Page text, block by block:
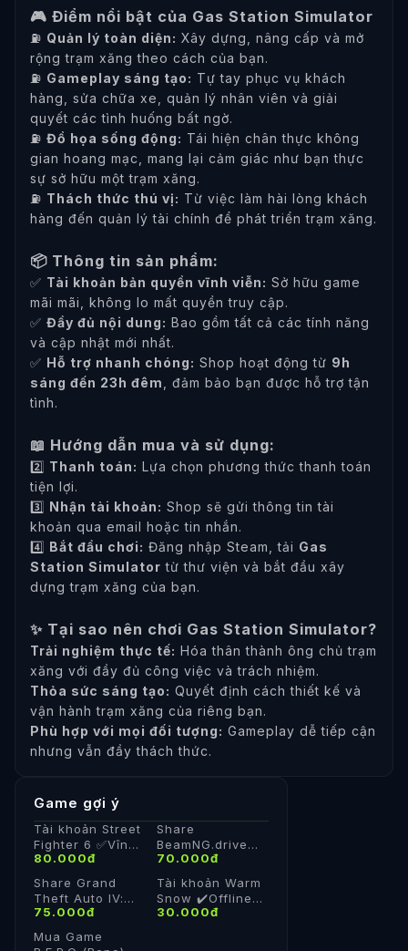
🎮 Điểm nổi bật của Gas Station Simulator
⛽ Quản lý toàn diện: Xây dựng, nâng cấp và mở
rộng trạm xăng theo cách của bạn.
⛽ Gameplay sáng tạo: Tự tay phục vụ khách
hàng, sửa chữa xe, quản lý nhân viên và giải
quyết các tình huống bất ngờ.
⛽ Đồ họa sống động: Tái hiện chân thực không
gian hoang mạc, mang lại cảm giác như bạn thực
sự sở hữu một trạm xăng.
⛽ Thách thức thú vị: Từ việc làm hài lòng khách
hàng đến quản lý tài chính để phát triển trạm xăng.
📦 Thông tin sản phẩm:
✅ Tài khoản bản quyền vĩnh viễn: Sở hữu game
mãi mãi, không lo mất quyền truy cập.
✅ Đầy đủ nội dung: Bao gồm tất cả các tính năng
và cập nhật mới nhất.
✅ Hỗ trợ nhanh chóng: Shop hoạt động từ 9h
sáng đến 23h đêm
, đảm bảo bạn được hỗ trợ tận
tình.
📖 Hướng dẫn mua và sử dụng:
2️⃣ Thanh toán: Lựa chọn phương thức thanh toán
tiện lợi.
3️⃣ Nhận tài khoản: Shop sẽ gửi thông tin tài
khoản qua email hoặc tin nhắn.
4️⃣ Bắt đầu chơi: Đăng nhập Steam, tải Gas
Station Simulator từ thư viện và bắt đầu xây
dựng trạm xăng của bạn.
✨ Tại sao nên chơi Gas Station Simulator?
Trải nghiệm thực tế: Hóa thân thành ông chủ trạm
xăng với đầy đủ công việc và trách nhiệm.
Thỏa sức sáng tạo: Quyết định cách thiết kế và
vận hành trạm xăng của riêng bạn.
Phù hợp với mọi đối tượng: Gameplay dễ tiếp cận
nhưng vẫn đầy thách thức.
Game gợi ý
Tài khoản Street
Fighter 6 ✅Vĩnh
Viễn 🔥Steam 🔥
80.000đ
Share
BeamNG.drive
Online - Tài
Khoản Steam Cá
Nhân
70.000đ
Share Grand
Theft Auto IV:
The Complete
cá nhân ✅Vĩnh
75.000đ
Tài khoản Warm
Snow ✔️Offline
✔️Chơi vv
30.000đ
Mua Game